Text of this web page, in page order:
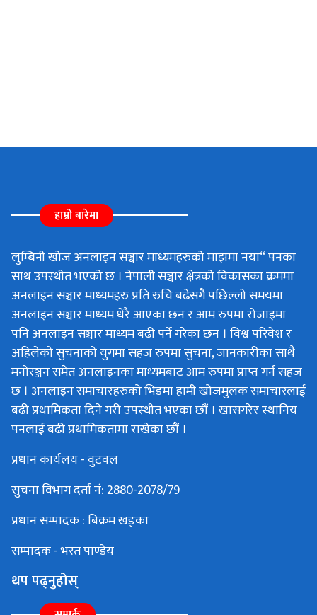
हाम्रो बारेमा
लुम्बिनी खोज अनलाइन सञ्चार माध्यमहरुको माझमा नया“ पनका
साथ उपस्थीत भएको छ । नेपाली सञ्चार क्षेत्रको विकासका क्रममा
अनलाइन सञ्चार माध्यमहरु प्रति रुचि बढेसगै पछिल्लो समयमा
अनलाइन सञ्चार माध्यम धेरै आएका छन र आम रुपमा रोजाइमा
पनि अनलाइन सञ्चार माध्यम बढी पर्ने गरेका छन । विश्व परिवेश र
अहिलेको सुचनाको युगमा सहज रुपमा सुचना, जानकारीका साथै
मनोरञ्जन समेत अनलाइनका माध्यमबाट आम रुपमा प्राप्त गर्न सहज
छ । अनलाइन समाचारहरुको भिडमा हामी खोजमुलक समाचारलाई
बढी प्रथामिकता दिने गरी उपस्थीत भएका छौं । खासगरेर स्थानिय
पनलाई बढी प्रथामिकतामा राखेका छौं ।
प्रधान कार्यलय - वुटवल
सुचना विभाग दर्ता नं: 2880-2078/79
प्रधान सम्पादक : बिक्रम खड्का
सम्पादक - भरत पाण्डेय
थप पढ्नुहोस्